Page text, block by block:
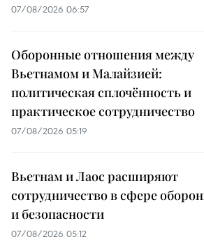
07/08/2026 06:57
Оборонные отношения между
Вьетнамом и Малайзией:
политическая сплочённость и
практическое сотрудничество
07/08/2026 05:19
Вьетнам и Лаос расширяют
сотрудничество в сфере
и безопасности
07/08/2026 05:12